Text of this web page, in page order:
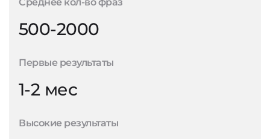
500-2000
Первые результаты
1-2 мес
Высокие результаты